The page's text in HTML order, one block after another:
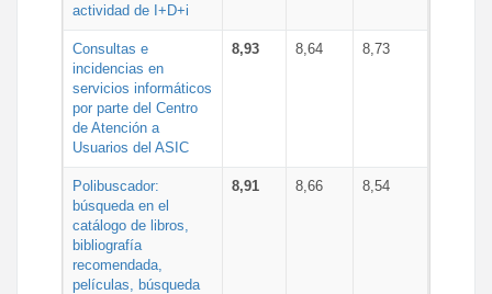
actividad de I+D+i
Consultas e
incidencias en
servicios informáticos
por parte del Centro
de Atención a
Usuarios del ASIC
8,93 8,64 8,73
Polibuscador:
búsqueda en el
catálogo de libros,
bibliografía
recomendada,
películas, búsqueda
8,91 8,66 8,54